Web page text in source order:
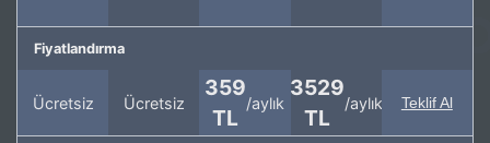
Fiyatlandırma
Ücretsiz Ücretsiz
359
TL
/aylık
3529
TL
/aylık Teklif Al